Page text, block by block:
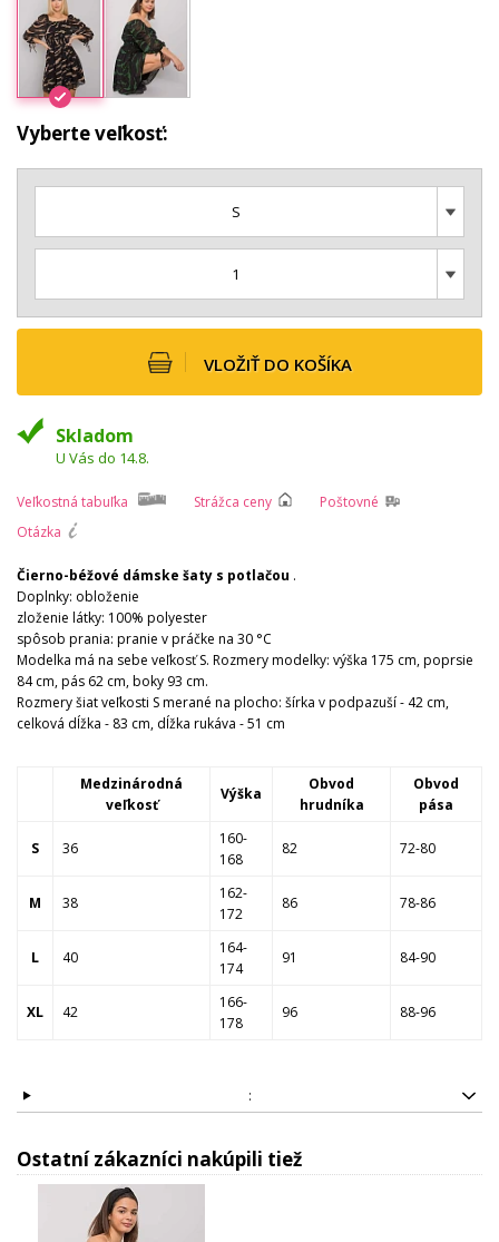
Vyberte veľkosť:
S
1
VLOŽIŤ DO KOŠÍKA
Skladom
U Vás do 14.8.
Veľkostná tabuľka Strážca ceny
Poštovné
Otázka
Čierno-béžové dámske šaty s potlačou .
Doplnky: obloženie
zloženie látky: 100% polyester
spôsob prania: pranie v práčke na 30 °C
Modelka má na sebe veľkosť S. Rozmery modelky: výška 175 cm, poprsie
84 cm, pás 62 cm, boky 93 cm.
Rozmery šiat veľkosti S merané na plocho: šírka v podpazuší - 42 cm,
celková dĺžka - 83 cm, dĺžka rukáva - 51 cm
Medzinárodná
veľkosť
Výška
Obvod
hrudníka
Obvod
pása
S 36
160-
168
82 72-80
M 38
162-
172
86 78-86
L 40
164-
174
91 84-90
XL 42
166-
178
96 88-96
:
Ostatní zákazníci nakúpili tiež